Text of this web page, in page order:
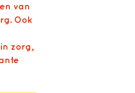
van
Ook
zorg,